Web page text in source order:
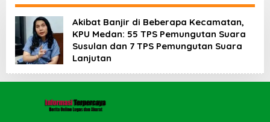
Akibat Banjir di Beberapa Kecamatan,
KPU Medan: 55 TPS Pemungutan Suara
Susulan dan 7 TPS Pemungutan Suara
Lanjutan